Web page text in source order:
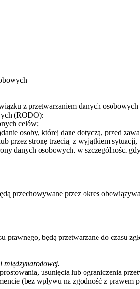
z przetwarzaniem danych
(RODO):
celów;
osoby, której dane dotyczą, przed
przez stronę trzecią, z wyjątkiem
danych osobowych, w szczególności
przechowywane przez okres
prawnego, będą przetwarzane do czasu
międzynarodowej.
usunięcia lub ograniczenia
(bez wpływu na zgodność z prawem